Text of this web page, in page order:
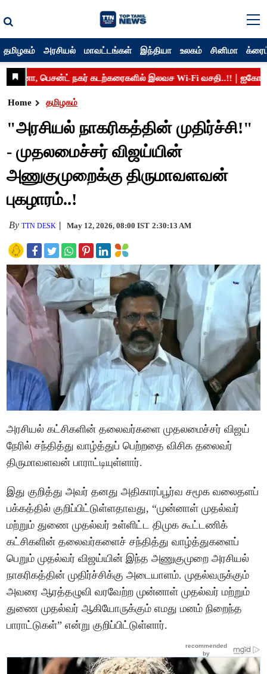
தமிழகம் அரசியல் மாவட்டங்கள் இந்தியா உலகம் சினிமா
Home தமிழகம்
"அரசியல் நாகரிகத்தின் முதிர்ச்சி!"
- முதலமைச்சர் விஜய்யின்
அணுகுமுறைக்கு திருமாவளவன்
புகழாரம்..!
ByTTN DESK May 12, 2026, 08:00 IST 2:30:13 AM
அரசியல் கட்சிகளின் தலைவர்களை முதலமைச்சர் விஜய்
நேரில் சந்தித்து வாழ்த்துப் பெற்றதை விசிக தலைவர்
திருமாவளவன் பாராட்டியுள்ளார்.
இது குறித்து அவர் தனது அதிகாரப்பூர்வ சமூக வலைதளப்
பக்கத்தில் குறிப்பிட்டுள்ளதாவது, “முன்னாள் முதல்வர்
மற்றும் துணை முதல்வர் உள்ளிட்ட திமுக கூட்டணிக்
கட்சிகளின் தலைவர்களைச் சந்தித்து வாழ்த்துகளைப்
பெறும் முதல்வர் விஜய்யின் இந்த அணுகுமுறை அரசியல்
நாகரிகத்தின் முதிர்ச்சிக்கு அடையாளம். முதல்வருக்கும்
அவரை ஆரத்தழுவி வரவேற்ற முன்னாள் முதல்வர் மற்றும்
துணை முதல்வர் ஆகியோருக்கும் எமது மனம் நிறைந்த
பாராட்டுகள்” என்று குறிப்பிட்டுள்ளார்.